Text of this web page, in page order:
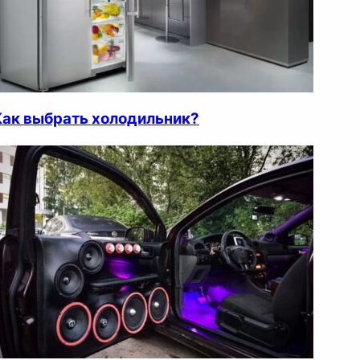
выбрать холодильник?